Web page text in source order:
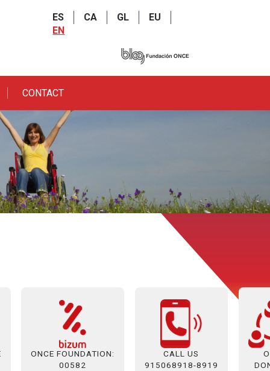
ES CA GL
EU
EN
CONTACT
ONCE FOUNDATION:
00582
CALL US
915068918-8919